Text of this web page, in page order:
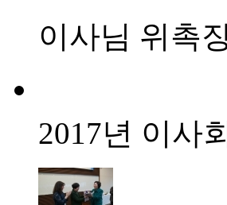
이사님 위촉
2017년 이사